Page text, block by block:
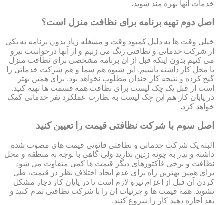
خدمات آنها بهره مند شوید.
اصل دوم تهیه برنامه برای نظافت منزل است؟
خیلی وقت ها به دلیل کمبود وقت و مشغله زیاد بدون برنامه به یکی
از شرکت خدماتی و نظافتی زنگ می زنیم و از آنها درخواست نیرو
می کنیم بدون اینکه قبل از آن برنامه مشخصی برای نظافت منزل
یا محل کار داشته باشیم. این شیوه هم شما و هم شرکت خدماتی را
گیج کرده و نتیجه کار چندان مطلوب نخواهد بود. برای همین بهتر
است از قبل یک چک لیست برای نظافت همه قسمت ها تهیه کنید.
در پایان کار هم این چک لیست به نظارت عملکرد نفر خدماتی کمک
خواهد کرد.
اصل سوم با شرکت نظافتی قیمت را تعیین کنید
البته یک شرکت خدماتی و نظافتی قانونی قیمت های مصوب شده
داشته و نیاز به چونه زدین ندارید ولی گاهی با توجه به منطقه و محل
نظافت و برخی فاکتورهای دیگر قیمت ها کمی متفاوت می شود
برای همین بهترین راه برای عدم ایجاد اختلاف نظر در قیمت، طی
کردن آن قبل از اعزام نیرو لازم است تا در پایان کار دچار مشکل
نشوید. همه قیمت ها و جزئیات ان را با شرکت نظافتی تمام کنید و
بعد اجازه دهید کار را شروع کنند.